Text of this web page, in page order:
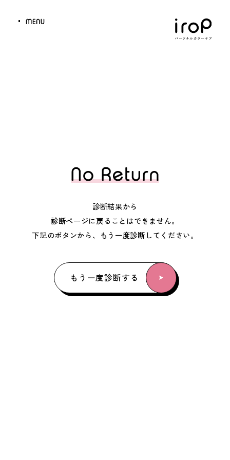
診断結果から
診断ページに戻ることはできません。
下記のボタンから、もう一度診断してください。
もう一度診断する